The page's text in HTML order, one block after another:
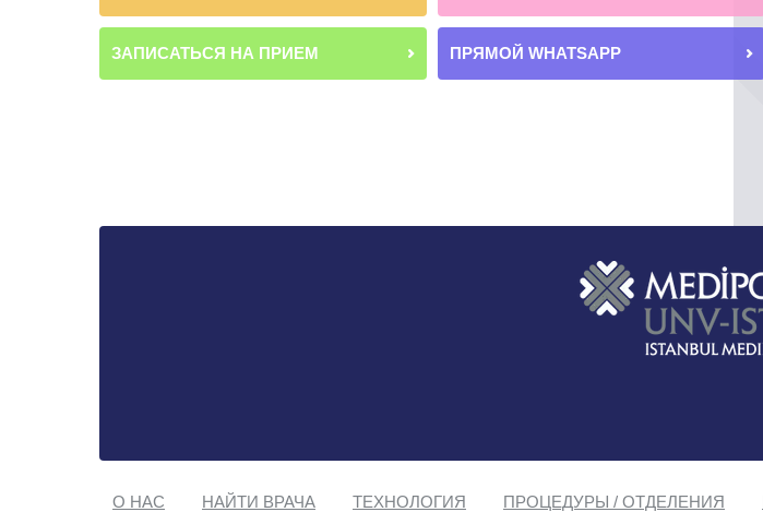
ЗАПИСАТЬСЯ НА ПРИЕМ ПРЯМОЙ WHATSAPP
О НАС НАЙТИ ВРАЧА ТЕХНОЛОГИЯ ПРОЦЕДУРЫ / ОТДЕЛЕНИЯ